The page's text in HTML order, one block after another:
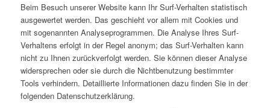
Beim Besuch unserer Website kann Ihr Surf-Verhalten statistisch
ausgewertet werden. Das geschieht vor allem mit Cookies und
mit sogenannten Analyseprogrammen. Die Analyse Ihres Surf-
Verhaltens erfolgt in der Regel anonym; das Surf-Verhalten kann
nicht zu Ihnen zurückverfolgt werden. Sie können dieser Analyse
widersprechen oder sie durch die Nichtbenutzung bestimmter
Tools verhindern. Detaillierte Informationen dazu finden Sie in der
folgenden Datenschutzerklärung.